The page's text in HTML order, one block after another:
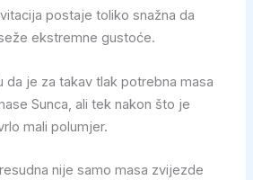
postaje toliko snažna da
ekstremne gustoće.
da je za takav tlak potrebna masa
Sunca, ali tek nakon što je
mali polumjer.
nije samo masa zvijezde